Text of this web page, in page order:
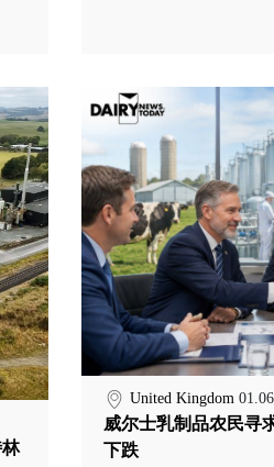
United Kingdom
威尔士乳制品农民寻
下跌